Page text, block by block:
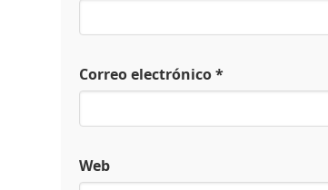
Correo electrónico*
Web